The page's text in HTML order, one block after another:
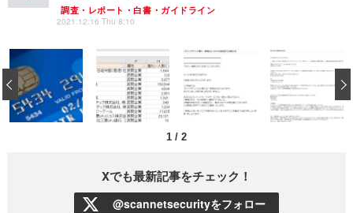
調査・レポート・白書・ガイドライン
2021.12.16 Thu 8:10
1 / 2
‹
Xでも最新記事をチェック！
@scannetsecurityをフォロー